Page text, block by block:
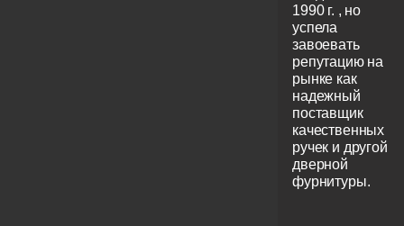
1990 г. , но
успела
завоевать
репутацию на
рынке как
надежный
поставщик
качественных
ручек и другой
дверной
фурнитуры.